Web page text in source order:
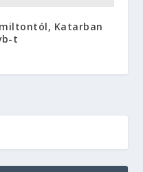
Katarban
t